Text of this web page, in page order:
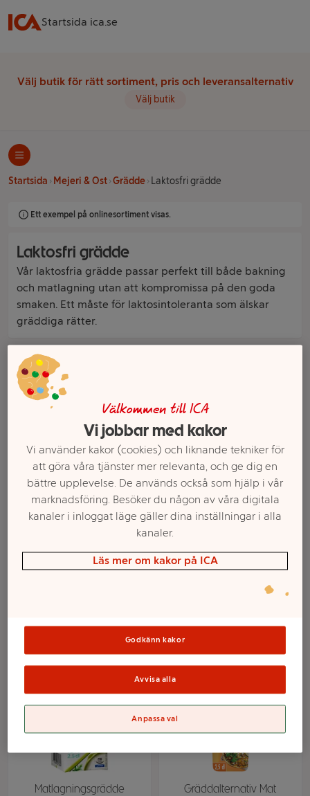
Startsida ica.se
Välj butik för rätt sortiment, pris och leveransalternativ
Välj butik
Startsida Mejeri & Ost Grädde Laktosfri grädde
Ett exempel på onlinesortiment visas.
Laktosfri grädde
Vår laktosfria grädde passar perfekt till både bakning
och matlagning utan att kompromissa på den goda
smaken. Ett måste för laktosintoleranta som älskar
gräddiga rätter.
Filter
36% 2,5dl ICA
35% 5dl Valio
Matlagningsgrädde
Gräddalternativ Mat
Välkommen till ICA
Vi jobbar med kakor
Vi använder kakor (cookies) och liknande tekniker för
att göra våra tjänster mer relevanta, och ge dig en
bättre upplevelse. De används också som hjälp i vår
marknadsföring. Besöker du någon av våra digitala
kanaler i inloggat läge gäller dina inställningar i alla
kanaler.
Läs mer om kakor på ICA
Godkänn kakor
Avvisa alla
Anpassa val